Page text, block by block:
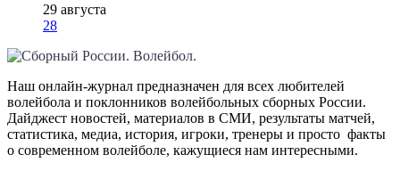
29 августа
28
Наш онлайн-журнал предназначен для всех любителей
волейбола и поклонников волейбольных сборных России.
Дайджест новостей, материалов в СМИ, результаты матчей,
статистика, медиа, история, игроки, тренеры и просто факты
о современном волейболе, кажущиеся нам интересными.